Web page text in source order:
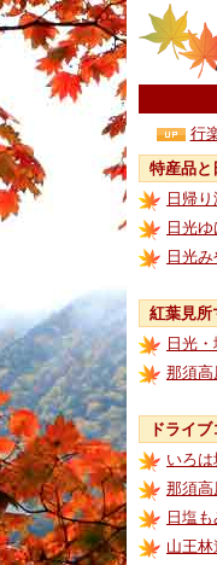
行
特産品と
日帰
日光
日光
紅葉見所
日光
那須高
ドライ
いろ
那須高
日塩
山王